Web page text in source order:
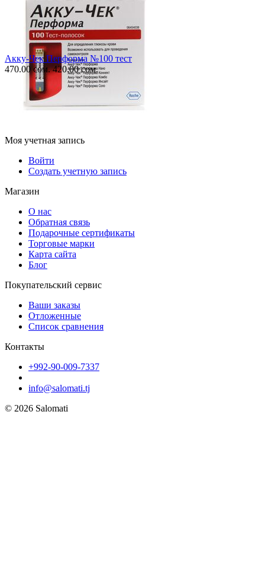
Акку-Чек Перформа №100 тест
470.00 сом. 420.00 сом.
Моя учетная запись
Войти
Создать учетную запись
Магазин
О нас
Обратная связь
Подарочные сертификаты
Торговые марки
Карта сайта
Блог
Покупательский сервис
Ваши заказы
Отложенные
Список сравнения
Контакты
+992-90-009-7337
info@salomati.tj
© 2026 Salomati